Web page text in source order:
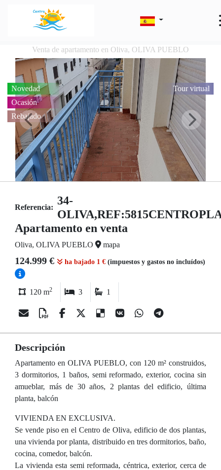
Venta de apartamento en Oliva, OLIVA PUEBLO
Novedad
Ocasión
Rebajado
Tour virtual
Referencia:
34-
Apartamento en venta
Oliva, OLIVA PUEBLO mapa
124.999 € ha bajado 1 € (impuestos y gastos no incluídos)
120 m2 3 1
Descripción
Apartamento en OLIVA PUEBLO, con 120 m² construidos,
3 dormitorios, 1 baños, semi reformado, exterior, cocina sin
amueblar, más de 30 años, 2 plantas del edificio, última
planta, balcón
VIVIENDA EN EXCLUSIVA.
Se vende piso en el Centro de Oliva, edificio de dos plantas,
una vivienda por planta, distribuido en tres dormitorios, baño,
cocina, comedor, balcón.
La vivienda esta semi reformada, céntrica, exterior, cerca de